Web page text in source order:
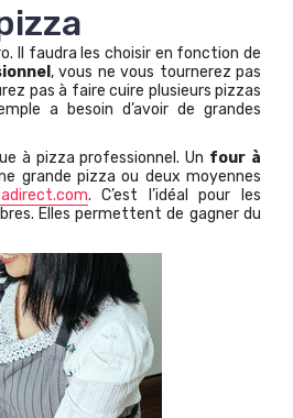
Il faudra les choisir en fonction de
, vous ne vous tournerez pas
pas à faire cuire plusieurs pizzas
a besoin d’avoir de grandes
à pizza professionnel. Un four à
grande pizza ou deux moyennes
. C’est l’idéal pour les
Elles permettent de gagner du